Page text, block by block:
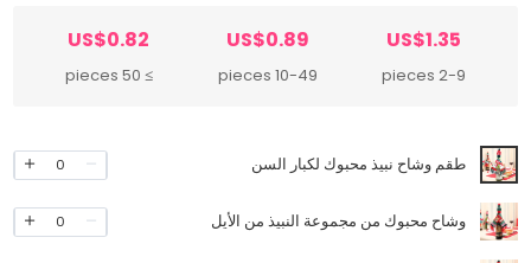
US$1.35
2-9 pieces
US$0.89
10-49 pieces
US$0.82
≥ 50 pieces
طقم وشاح نبيذ محبوك لكبار السن 0
وشاح محبوك من مجموعة النبيذ من الأيل 0